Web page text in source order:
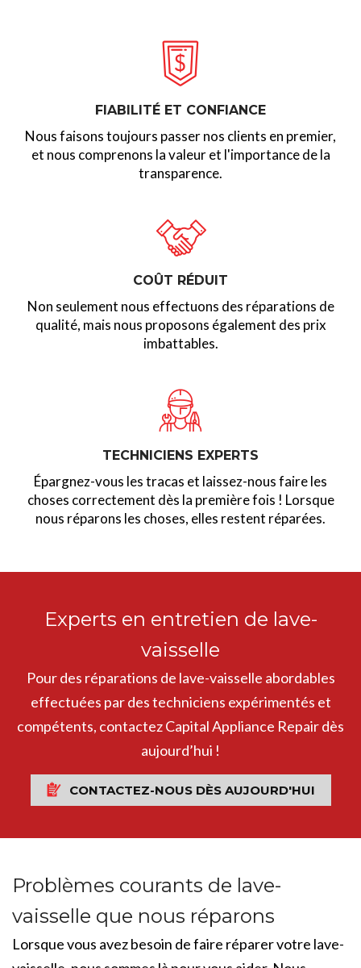
FIABILITÉ ET CONFIANCE
Nous faisons toujours passer nos clients en premier,
et nous comprenons la valeur et l'importance de la
transparence.
COÛT RÉDUIT
Non seulement nous effectuons des réparations de
qualité, mais nous proposons également des prix
imbattables.
TECHNICIENS EXPERTS
Épargnez-vous les tracas et laissez-nous faire les
choses correctement dès la première fois ! Lorsque
nous réparons les choses, elles restent réparées.
Experts en entretien de lave-
vaisselle
Pour des réparations de lave-vaisselle abordables
effectuées par des techniciens expérimentés et
compétents, contactez Capital Appliance Repair dès
aujourd’hui !
CONTACTEZ-NOUS DÈS AUJOURD'HUI
Problèmes courants de lave-
vaisselle que nous réparons
Lorsque vous avez besoin de faire réparer votre lave-